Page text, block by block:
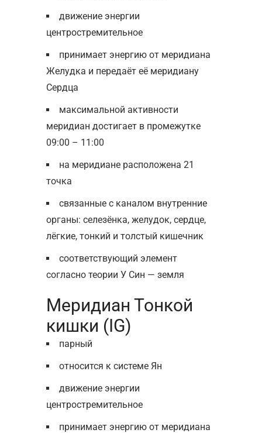
движение энергии
центростремительное
принимает энергию от меридиана
Желудка и передаёт её меридиану
Сердца
максимальной активности
меридиан достигает в промежутке
09:00 – 11:00
на меридиане расположена 21
точка
связанные с каналом внутренние
органы: селезёнка, желудок, сердце,
лёгкие, тонкий и толстый кишечник
соответствующий элемент
согласно теории У Син — земля
Меридиан Тонкой
кишки (IG)
парный
относится к системе Ян
движение энергии
центростремительное
принимает энергию от меридиана